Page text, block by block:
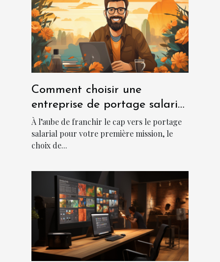
Comment choisir une
entreprise de portage salarial
?
À l’aube de franchir le cap vers le portage
salarial pour votre première mission, le
choix de...